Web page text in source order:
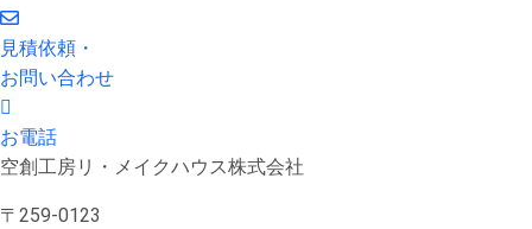
見積依頼・
お問い合わせ
お電話
空創工房リ・メイクハウス株式会社
〒259-0123